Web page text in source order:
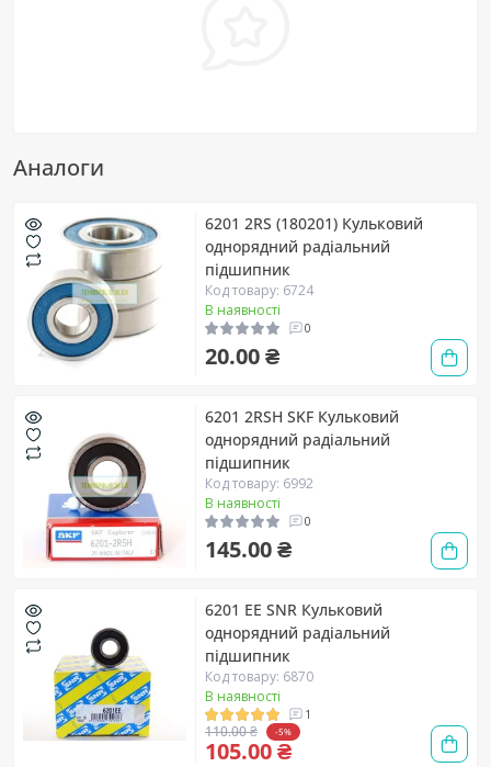
Аналоги
6201 2RS (180201) Кульковий
однорядний радіальний
підшипник
Код товару: 6724
В наявності
0
20.00 ₴
6201 2RSH SKF Кульковий
однорядний радіальний
підшипник
Код товару: 6992
В наявності
0
145.00 ₴
6201 EE SNR Кульковий
однорядний радіальний
підшипник
Код товару: 6870
В наявності
1
110.00 ₴ -5%
105.00 ₴